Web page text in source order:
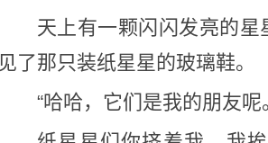
天上有一颗闪闪发亮的
见了那只装纸星星的玻璃鞋。
“哈哈，它们是我的朋友呢